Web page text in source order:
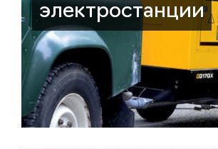
электростанции